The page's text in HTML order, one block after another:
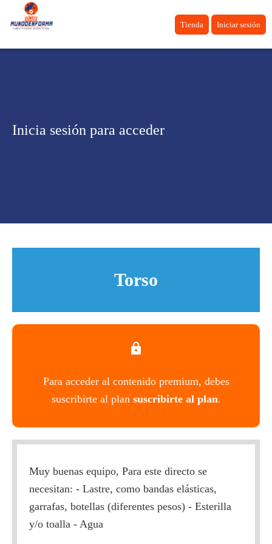
Tienda Iniciar sesión
Inicia sesión para acceder
Torso
Para acceder al contenido premium, debes
suscribirte al plan suscribirte al plan.
Muy buenas equipo, Para este directo se
necesitan: - Lastre, como bandas elásticas,
garrafas, botellas (diferentes pesos) - Esterilla
y/o toalla - Agua